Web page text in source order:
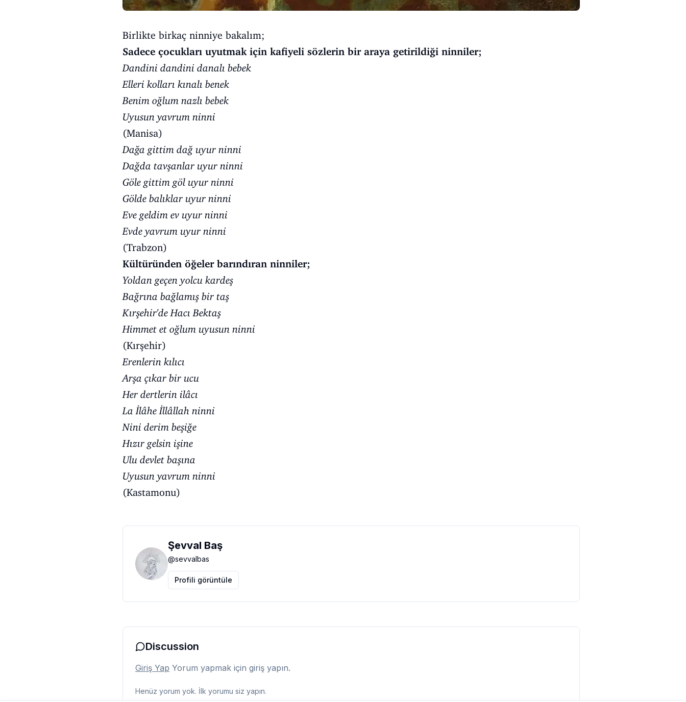
Birlikte birkaç ninniye bakalım;
Sadece çocukları uyutmak için kafiyeli sözlerin bir araya getirildiği ninniler;
Dandini dandini danalı bebek
Elleri kolları kınalı benek
Benim oğlum nazlı bebek
Uyusun yavrum ninni
(Manisa)
Dağa gittim dağ uyur ninni
Dağda tavşanlar uyur ninni
Göle gittim göl uyur ninni
Gölde balıklar uyur ninni
Eve geldim ev uyur ninni
Evde yavrum uyur ninni
(Trabzon)
Kültüründen öğeler barındıran ninniler;
Yoldan geçen yolcu kardeş
Bağrına bağlamış bir taş
Kırşehir'de Hacı Bektaş
Himmet et oğlum uyusun ninni
(Kırşehir)
Erenlerin kılıcı
Arşa çıkar bir ucu
Her dertlerin ilâcı
La İlâhe İllâllah ninni
Nini derim beşiğe
Hızır gelsin işine
Ulu devlet başına
Uyusun yavrum ninni
(Kastamonu)
Şevval Baş
@sevvalbas
Profili görüntüle
Discussion
Giriş Yap Yorum yapmak için giriş yapın.
Henüz yorum yok. İlk yorumu siz yapın.